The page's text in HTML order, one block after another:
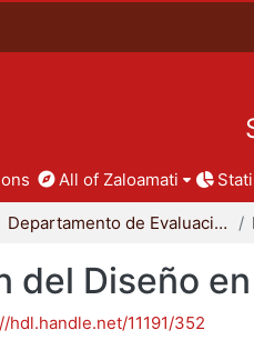
All of Zaloamati
Departamento de Evaluación del Diseño en el Tiempo
del Diseño
hdl.handle.net/11191/352